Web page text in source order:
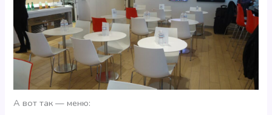
А вот так — меню: